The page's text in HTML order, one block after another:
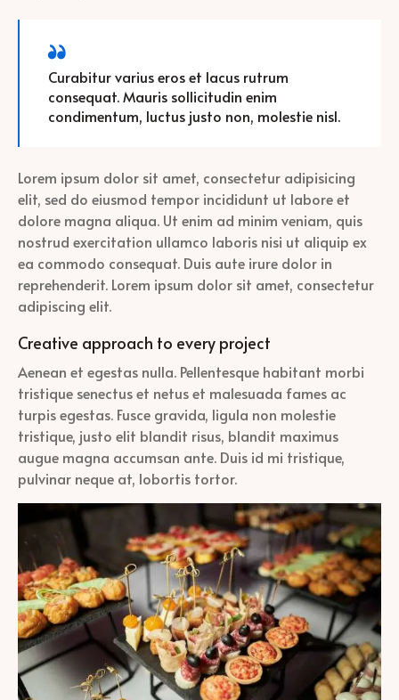
Curabitur varius eros et lacus rutrum
consequat. Mauris sollicitudin enim
condimentum, luctus justo non, molestie nisl.
Lorem ipsum dolor sit amet, consectetur adipisicing
elit, sed do eiusmod tempor incididunt ut labore et
dolore magna aliqua. Ut enim ad minim veniam, quis
nostrud exercitation ullamco laboris nisi ut aliquip ex
ea commodo consequat. Duis aute irure dolor in
reprehenderit. Lorem ipsum dolor sit amet, consectetur
adipiscing elit.
Creative approach to every project
Aenean et egestas nulla. Pellentesque habitant morbi
tristique senectus et netus et malesuada fames ac
turpis egestas. Fusce gravida, ligula non molestie
tristique, justo elit blandit risus, blandit maximus
augue magna accumsan ante. Duis id mi tristique,
pulvinar neque at, lobortis tortor.